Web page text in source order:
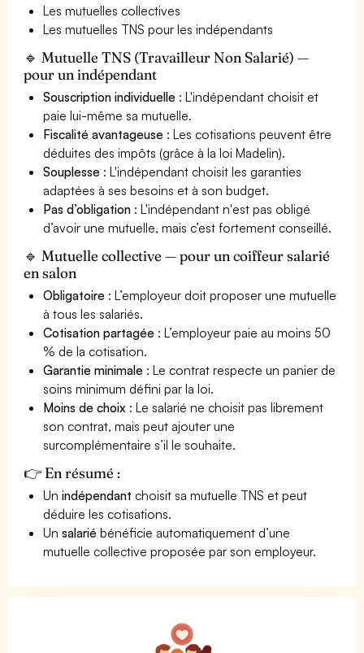
Les mutuelles collectives
Les mutuelles TNS pour les indépendants
🔹 Mutuelle TNS (Travailleur Non Salarié) —
pour un indépendant
Souscription individuelle : L'indépendant choisit et
paie lui-même sa mutuelle.
Fiscalité avantageuse : Les cotisations peuvent être
déduites des impôts (grâce à la loi Madelin).
Souplesse : L'indépendant choisit les garanties
adaptées à ses besoins et à son budget.
Pas d’obligation : L'indépendant n'est pas obligé
d’avoir une mutuelle, mais c’est fortement conseillé.
🔹 Mutuelle collective — pour un coiffeur salarié
en salon
Obligatoire : L’employeur doit proposer une mutuelle
à tous les salariés.
Cotisation partagée : L’employeur paie au moins 50
% de la cotisation.
Garantie minimale : Le contrat respecte un panier de
soins minimum défini par la loi.
Moins de choix : Le salarié ne choisit pas librement
son contrat, mais peut ajouter une
surcomplémentaire s’il le souhaite.
👉 En résumé :
Unindépendant choisit sa mutuelle TNS et peut
déduire les cotisations.
Unsalarié bénéficie automatiquement d’une
mutuelle collective proposée par son employeur.